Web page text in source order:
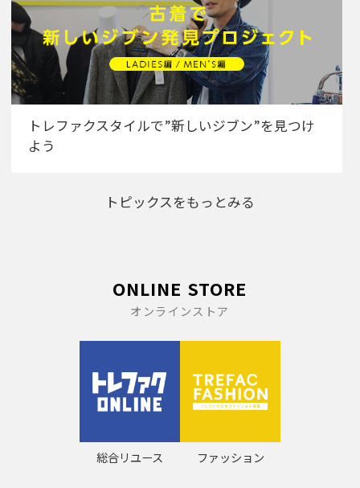
トレファクスタイルで”新しいジブン”を見つけ
よう
トピックスをもっとみる
ONLINE STORE
オンラインストア
総合リユース ファッション